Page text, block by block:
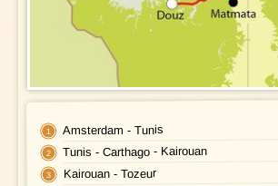
Reisbegeleiding en gidsen
Amsterdam - Tunis
Tunis - Carthago - Kairouan
Kairouan - Tozeur